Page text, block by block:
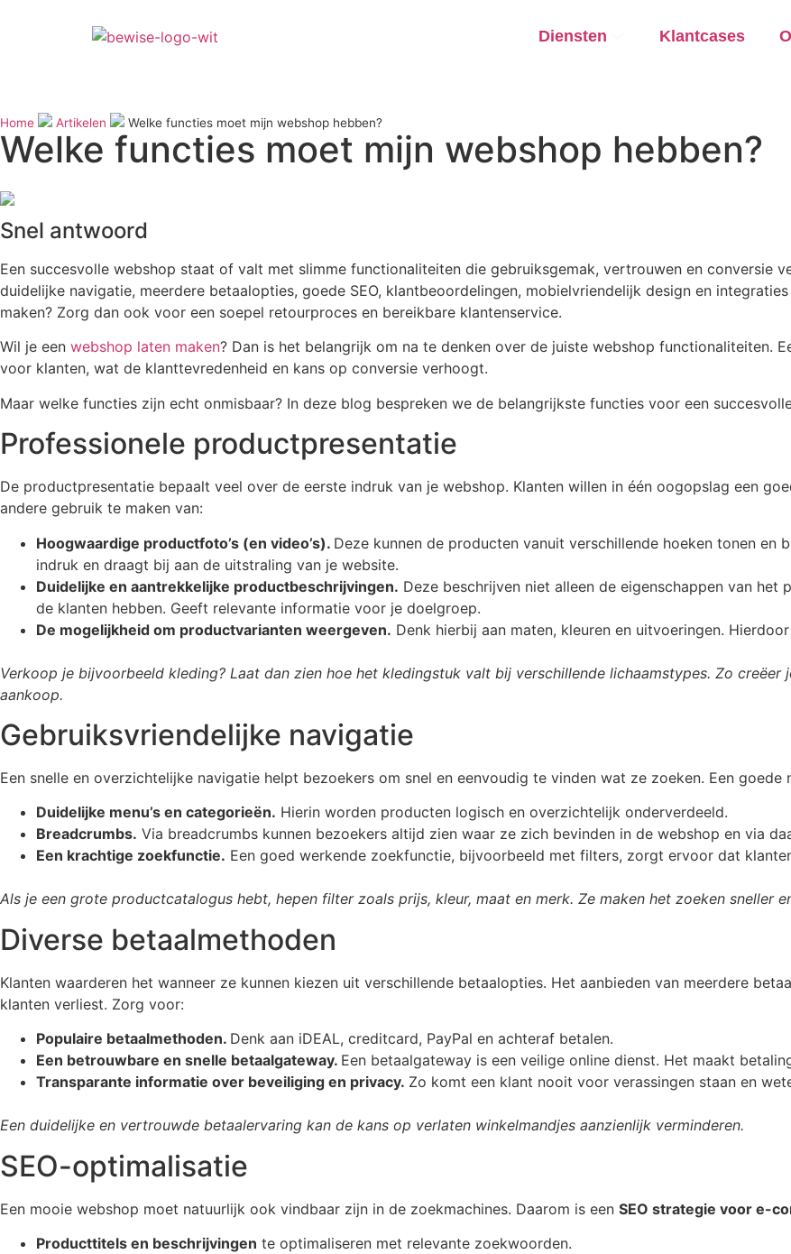
Diensten Klantcases
Home Artikelen Welke functies moet mijn webshop hebben?
Welke functies moet mijn webshop hebben?
Snel antwoord
Een succesvolle webshop staat of valt met slimme functionaliteiten die gebruiksgemak, vertrouwen en conversie
duidelijke navigatie, meerdere betaalopties, goede SEO, klantbeoordelingen, mobielvriendelijk design en
maken? Zorg dan ook voor een soepel retourproces en bereikbare klantenservice.
Wil je een webshop laten maken? Dan is het belangrijk om na te denken over de juiste webshop functionaliteiten.
voor klanten, wat de klanttevredenheid en kans op conversie verhoogt.
Maar welke functies zijn echt onmisbaar? In deze blog bespreken we de belangrijkste functies voor een
Professionele productpresentatie
De productpresentatie bepaalt veel over de eerste indruk van je webshop. Klanten willen in één oogopslag een
andere gebruik te maken van:
Hoogwaardige productfoto’s (en video’s). Deze kunnen de producten vanuit verschillende hoeken tonen
indruk en draagt bij aan de uitstraling van je website.
Duidelijke en aantrekkelijke productbeschrijvingen. Deze beschrijven niet alleen de eigenschappen van
de klanten hebben. Geeft relevante informatie voor je doelgroep.
De mogelijkheid om productvarianten weergeven. Denk hierbij aan maten, kleuren en uitvoeringen.
Verkoop je bijvoorbeeld kleding? Laat dan zien hoe het kledingstuk valt bij verschillende lichaamstypes. Zo
aankoop.
Gebruiksvriendelijke navigatie
Een snelle en overzichtelijke navigatie helpt bezoekers om snel en eenvoudig te vinden wat ze zoeken. Een
Duidelijke menu’s en categorieën. Hierin worden producten logisch en overzichtelijk onderverdeeld.
Breadcrumbs. Via breadcrumbs kunnen bezoekers altijd zien waar ze zich bevinden in de webshop en via
Een krachtige zoekfunctie. Een goed werkende zoekfunctie, bijvoorbeeld met filters, zorgt ervoor dat
Als je een grote productcatalogus hebt, hepen filter zoals prijs, kleur, maat en merk. Ze maken het zoeken sneller
Diverse betaalmethoden
Klanten waarderen het wanneer ze kunnen kiezen uit verschillende betaalopties. Het aanbieden van meerdere
klanten verliest. Zorg voor:
Populaire betaalmethoden. Denk aan iDEAL, creditcard, PayPal en achteraf betalen.
Een betrouwbare en snelle betaalgateway. Een betaalgateway is een veilige online dienst. Het maakt
Transparante informatie over beveiliging en privacy. Zo komt een klant nooit voor verassingen staan en
Een duidelijke en vertrouwde betaalervaring kan de kans op verlaten winkelmandjes aanzienlijk verminderen.
SEO-optimalisatie
Een mooie webshop moet natuurlijk ook vindbaar zijn in de zoekmachines. Daarom is een SEO strategie voor e-
Producttitels en beschrijvingen te optimaliseren met relevante zoekwoorden.